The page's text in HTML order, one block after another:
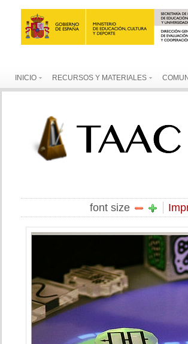
INICIO RECURSOS Y MATERIALES
font size